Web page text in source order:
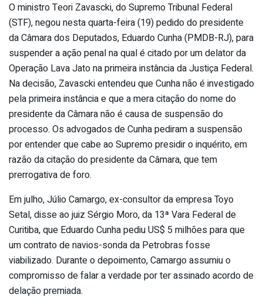
O ministro Teori Zavascki, do Supremo Tribunal Federal
(STF), negou nesta quarta-feira (19) pedido do presidente
da Câmara dos Deputados, Eduardo Cunha (PMDB-RJ), para
suspender a ação penal na qual é citado por um delator da
Operação Lava Jato na primeira instância da Justiça Federal.
Na decisão, Zavascki entendeu que Cunha não é investigado
pela primeira instância e que a mera citação do nome do
presidente da Câmara não é causa de suspensão do
processo. Os advogados de Cunha pediram a suspensão
por entender que cabe ao Supremo presidir o inquérito, em
razão da citação do presidente da Câmara, que tem
prerrogativa de foro.
Em julho, Júlio Camargo, ex-consultor da empresa Toyo
Setal, disse ao juiz Sérgio Moro, da 13ª Vara Federal de
Curitiba, que Eduardo Cunha pediu US$ 5 milhões para que
um contrato de navios-sonda da Petrobras fosse
viabilizado. Durante o depoimento, Camargo assumiu o
compromisso de falar a verdade por ter assinado acordo de
delação premiada.